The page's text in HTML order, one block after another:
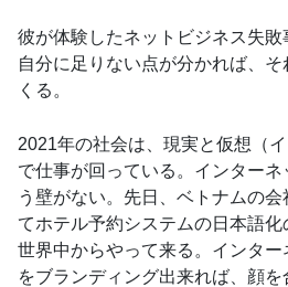
彼が体験したネットビジネス失敗
自分に足りない点が分かれば、
くる。
2021年の社会は、現実と仮想（
で仕事が回っている。インター
う壁がない。先日、ベトナムの
てホテル予約システムの日本語
世界中からやって来る。インタ
をブランディング出来れば、顔